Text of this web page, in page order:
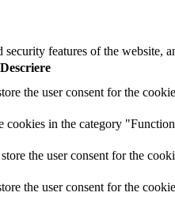
features of the website,
Descriere
the user consent for the
cookies in the category
the user consent for the
the user consent for the